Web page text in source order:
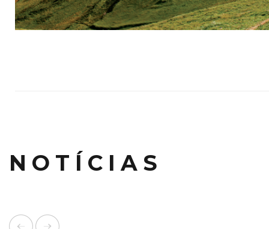
NOTÍCIAS